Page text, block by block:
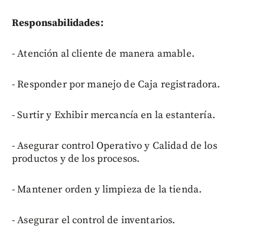
Responsabilidades:
- Atención al cliente de manera amable.
- Responder por manejo de Caja registradora.
- Surtir y Exhibir mercancía en la estantería.
- Asegurar control Operativo y Calidad de los
productos y de los procesos.
- Mantener orden y limpieza de la tienda.
- Asegurar el control de inventarios.